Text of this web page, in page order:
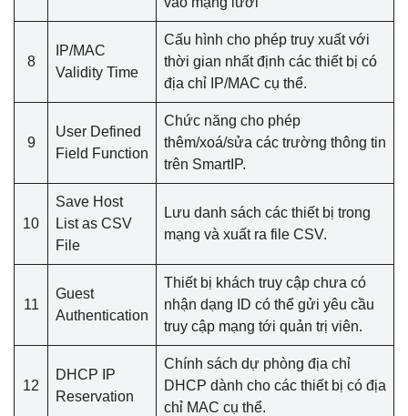
8
IP/MAC
Validity Time
Cấu hình cho phép truy xuất với
thời gian nhất định các thiết bị có
địa chỉ IP/MAC cụ thể.
9
User Defined
Field Function
Chức năng cho phép
thêm/xoá/sửa các trường thông tin
trên SmartIP.
10
Save Host
List as CSV
File
Lưu danh sách các thiết bị trong
mạng và xuất ra file CSV.
11
Guest
Authentication
Thiết bị khách truy cập chưa có
nhận dạng ID có thể gửi yêu cầu
truy cập mạng tới quản trị viên.
12
DHCP IP
Reservation
Chính sách dự phòng địa chỉ
DHCP dành cho các thiết bị có địa
chỉ MAC cụ thể.